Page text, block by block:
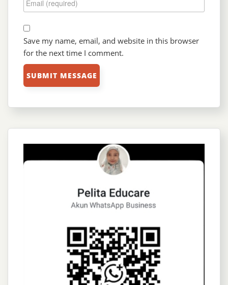
Save my name, email, and website in this browser
for the next time I comment.